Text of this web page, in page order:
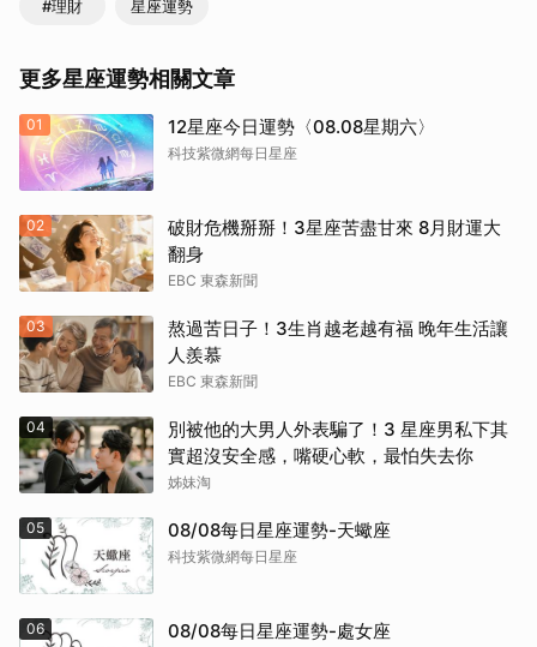
#理財 星座運勢
更多星座運勢相關文章
01 12星座今日運勢〈08.08星期六〉
科技紫微網每日星座
02
破財危機掰掰！3星座苦盡甘來 8月財運大
翻身
EBC 東森新聞
03
熬過苦日子！3生肖越老越有福 晚年生活讓
人羨慕
EBC 東森新聞
04
別被他的大男人外表騙了！3 星座男私下其
實超沒安全感，嘴硬心軟，最怕失去你
姊妹淘
05 08/08每日星座運勢-天蠍座
科技紫微網每日星座
06 08/08每日星座運勢-處女座